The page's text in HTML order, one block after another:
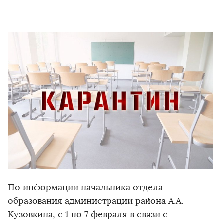
По информации начальника отдела
образования администрации района А.А.
Кузовкина, с 1 по 7 февраля в связи с